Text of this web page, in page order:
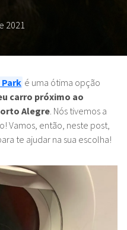
2021
é uma ótima opção
carro próximo ao
Alegre. Nós tivemos a
Vamos, então, neste post,
te ajudar na sua escolha!